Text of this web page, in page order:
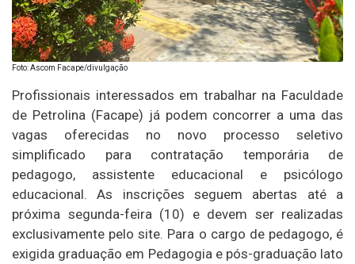
Foto: Ascom Facape/divulgação
Profissionais interessados em trabalhar na Faculdade
de Petrolina (Facape) já podem concorrer a uma das
vagas oferecidas no novo processo seletivo
simplificado para contratação temporária de
pedagogo, assistente educacional e psicólogo
educacional. As inscrições seguem abertas até a
próxima segunda-feira (10) e devem ser realizadas
exclusivamente pelo site. Para o cargo de pedagogo, é
exigida graduação em Pedagogia e pós-graduação lato